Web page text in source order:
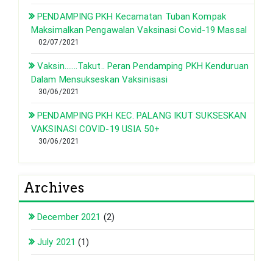
PENDAMPING PKH Kecamatan Tuban Kompak
Maksimalkan Pengawalan Vaksinasi Covid-19 Massal
02/07/2021
Vaksin…….Takut.. Peran Pendamping PKH Kenduruan
Dalam Mensukseskan Vaksinisasi
30/06/2021
PENDAMPING PKH KEC. PALANG IKUT SUKSESKAN
VAKSINASI COVID-19 USIA 50+
30/06/2021
Archives
December 2021 (2)
July 2021 (1)